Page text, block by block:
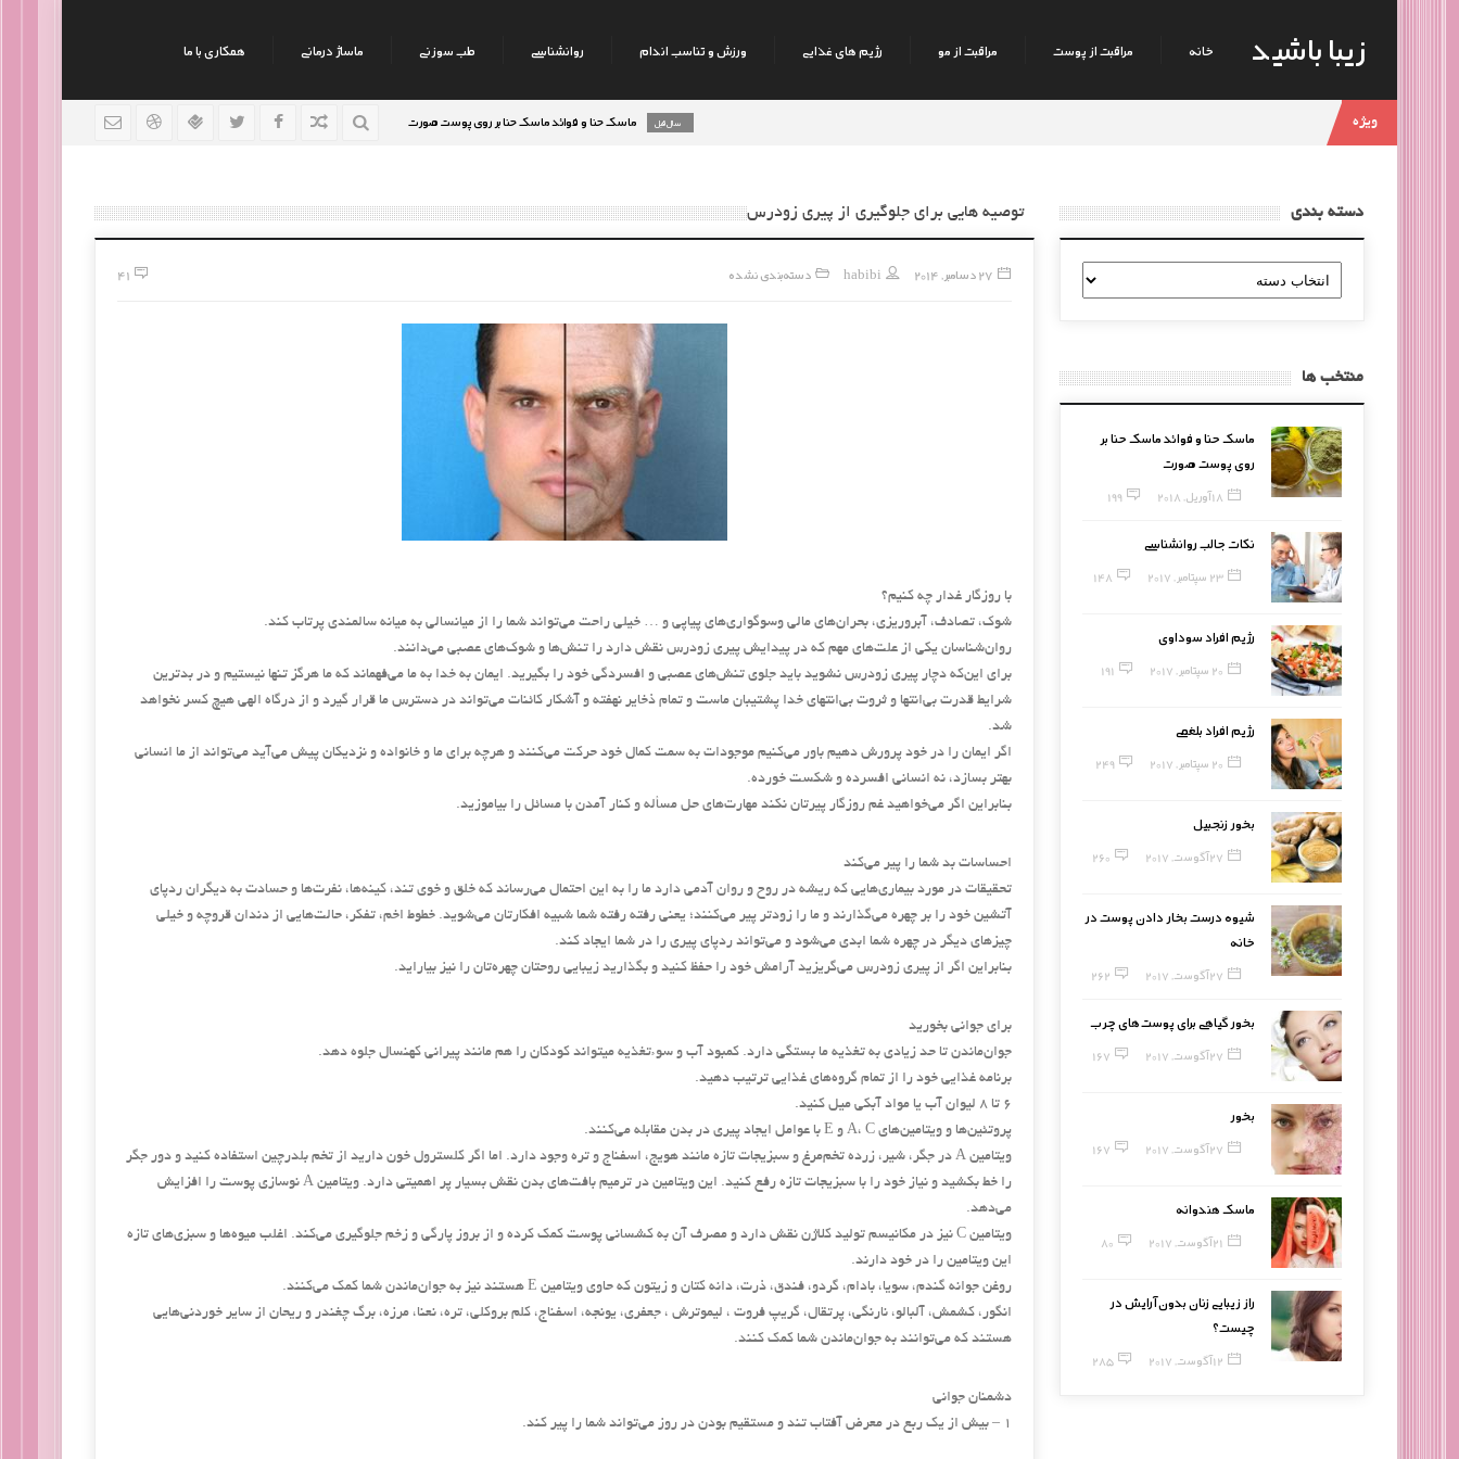
زیبا باشید خانه مراقبت از پوست مراقبت از مو رژیم های غذایی ورزش و تناسب اندام روانشناسی طب سوزنی ماساژ درمانی همکاری با ما
ویژه ماسک حنا و فوائد ماسک حنا بر روی پوست صورت 9 سال قبل نکات جالب روانشناسی 9 سال قبل رژیم افراد سوداوی
توصیه هایی برای جلوگیری از پیری زودرس
27 دسامبر, 2014 habibi دسته‌بندی نشده 41
با روزگار غدار چه كنیم؟
شوك، تصادف، آبروریزی، بحران‌های مالی وسوگواری‌های پیاپی و … خیلی راحت می‌تواند شما را از میانسالی به میانه سالمندی پرتاب كند.
روان‌شناسان یكی از علت‌های مهم كه در پیدایش پیری زودرس نقش دارد را تنش‌ها و شوك‌های عصبی می‌دانند.
برای این‌كه دچار پیری زودرس نشوید باید جلوی تنش‌های عصبی و افسردگی خود را بگیرید. ایمان به خدا به ما می‌فهماند كه ما هرگز تنها نیستیم و در بد‌ترین
شرایط قدرت بی‌انتها و ثروت بی‌انتهای خدا پشتیبان ماست و تمام ذخایر نهفته و آشكار كائنات می‌تواند در دسترس ما قرار گیرد و از درگاه الهی هیچ كسر نخواهد
شد.
اگر ایمان را در خود پرورش دهیم باور می‌كنیم موجودات به سمت كمال خود حركت می‌كنند و هرچه برای ما و خانواده و نزدیكان پیش می‌آید می‌تواند از ما انسانی
بهتر بسازد، نه انسانی افسرده و شكست خورده.
بنابراین اگر می‌خواهید غم روزگار پیرتان نكند مهارت‌های حل مسأله و كنار آمدن با مسائل را بیاموزید.
احساسات بد شما را پیر می‌كند
تحقیقات در مورد بیماری‌هایی كه ریشه در روح و روان آدمی دارد ما را به این احتمال می‌رساند كه خلق و خوی تند، كینه‌ها، نفرت‌ها و حسادت به دیگران ردپای
آتشین خود را بر چهره می‌گذارند و ما را زودتر پیر می‌كنند؛ یعنی رفته‌ رفته شما شبیه افكارتان می‌شوید. خطوط اخم، تفكر، حالت‌هایی از دندان‌ قروچه و خیلی
چیزهای دیگر در چهره شما ابدی می‌شود و می‌تواند ردپای پیری را در شما ایجاد كند.
بنابراین اگر از پیری زودرس می‌گریزید آرامش خود را حفظ كنید و بگذارید زیبایی روحتان چهره‌تان را نیز بیاراید.
برای جوانی بخورید
جوان‌ماندن تا حد زیادی به تغذیه ما بستگی دارد. كمبود آب و سوءتغذیه میتواند كودكان را هم مانند پیرانی كهنسال جلوه دهد.
برنامه غذایی خود را از تمام گروه‌های غذایی ترتیب دهید.
6 تا 8 لیوان آب یا مواد آبكی میل كنید.
پروتئین‌ها و ویتامین‌های A، C و E با عوامل ایجاد پیری در بدن مقابله می‌كنند.
ویتامین A در جگر، شیر، زرده تخم‌مرغ و سبزیجات تازه مانند هویج، اسفناج و تره وجود دارد. اما اگر كلسترول خون دارید از تخم بلدرچین استفاده كنید و دور جگر
را خط بكشید و نیاز خود را با سبزیجات تازه رفع كنید. این ویتامین در ترمیم بافت‌های بدن نقش بسیار پر اهمیتی دارد. ویتامین A نوسازی پوست را افزایش
می‌دهد.
ویتامین C نیز در مكانیسم تولید كلاژن نقش دارد و مصرف آن به كشسانی پوست كمك ‌كرده و از بروز پارگی و زخم جلوگیری می‌كند. اغلب میوه‌ها و سبزی‌های تازه
این ویتامین را در خود دارند.
روغن جوانه گندم، سویا، بادام، گردو، فندق، ذرت، دانه كتان و زیتون كه حاوی ویتامین E هستند نیز به جوان‌ماندن شما كمك می‌كنند.
انگور، كشمش، آلبالو، نارنگی، پرتقال، گریپ فروت ، لیموترش ، جعفری، یونجه، اسفناج، كلم بروكلی، تره، نعنا، مرزه، برگ چغندر و ریحان از سایر خوردنی‌هایی
هستند كه می‌توانند به جوان‌ماندن شما كمك كنند.
دشمنان جوانی
1 – بیش از یك‌ ربع در معرض آفتاب تند و مستقیم بودن در روز می‌تواند شما را پیر كند.
دسته بندی
دسته
بندی
منتخب ها
ماسک حنا و فوائد ماسک حنا بر
روی پوست صورت
18 آوریل, 2018 199
نکات جالب روانشناسی
23 سپتامبر, 2017 148
رژیم افراد سوداوی
20 سپتامبر, 2017 191
رژیم افراد بلغمی
20 سپتامبر, 2017 249
بخور زنجبیل
27 آگوست, 2017 260
شیوه درست بخار دادن پوست در
خانه
27 آگوست, 2017 262
بخور گیاهی برای پوست‌های چرب
27 آگوست, 2017 167
بخور
27 آگوست, 2017 167
ماسک هندوانه
21 آگوست, 2017 80
راز زیبایی زنان بدون آرایش در
چیست؟
12 آگوست, 2017 285